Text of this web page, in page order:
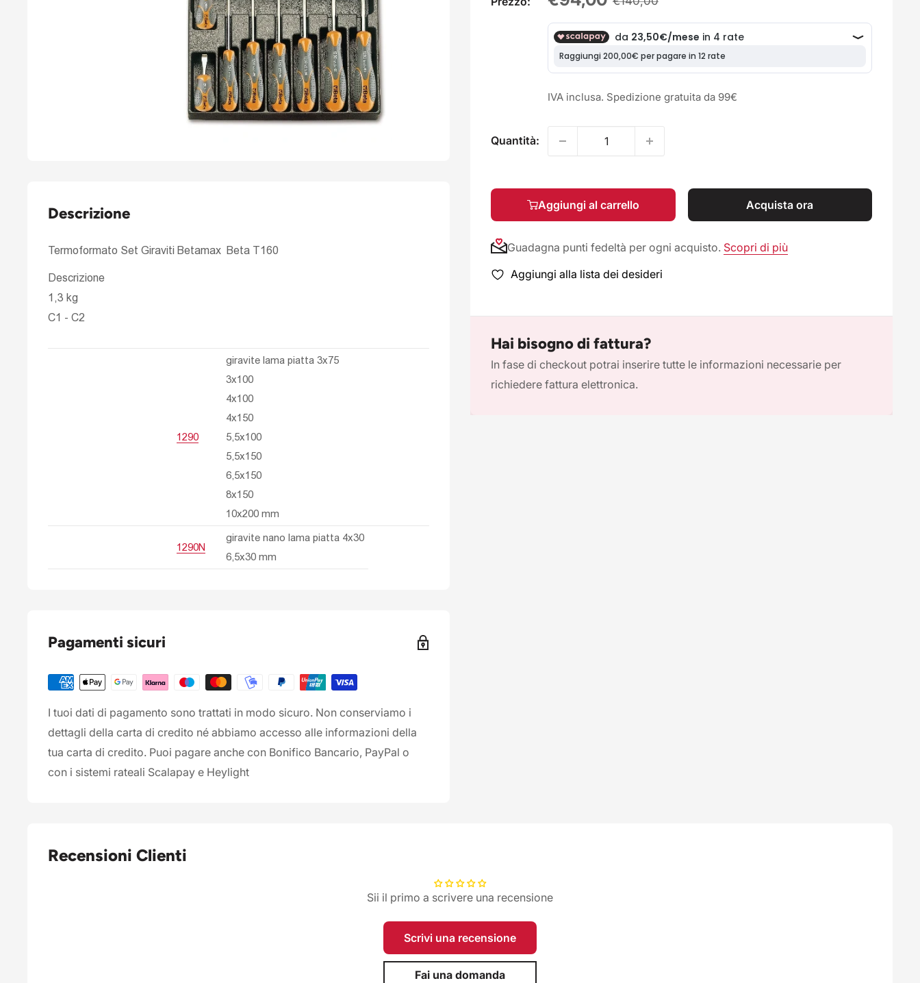
IVA inclusa. Spedizione gratuita da 99€
Quantità:
Aggiungi al carrello Acquista ora
Guadagna punti fedeltà per ogni acquisto. Scopri di più
Aggiungi alla lista dei desideri
Hai bisogno di fattura?
In fase di checkout potrai inserire tutte le informazioni necessarie per
richiedere fattura elettronica.
Descrizione
Termoformato Set Giraviti Betamax Beta T160
Descrizione
1,3 kg
C1 - C2
1290
giravite lama piatta 3x75
3x100
4x100
4x150
5,5x100
5,5x150
6,5x150
8x150
10x200 mm
1290N
giravite nano lama piatta 4x30
6,5x30 mm
Pagamenti sicuri
I tuoi dati di pagamento sono trattati in modo sicuro. Non conserviamo i
dettagli della carta di credito né abbiamo accesso alle informazioni della
tua carta di credito. Puoi pagare anche con Bonifico Bancario, PayPal o
con i sistemi rateali Scalapay e Heylight
Recensioni Clienti
Sii il primo a scrivere una recensione
Scrivi una recensione
Fai una domanda